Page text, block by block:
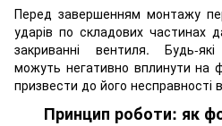
Перед завершенням монтажу
ударів по складових частинах
закриванні вентиля. Будь-
можуть негативно вплинути на
призвести до його несправності
Принцип роботи: як